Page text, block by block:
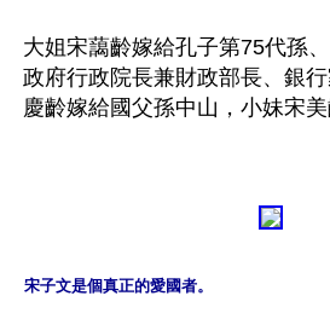
大姐宋藹齡嫁給孔子第75代孫
政府行政院長兼財政部長、銀
慶齡嫁給國父孫中山，小妹宋美
宋子文是個真正的愛國者。